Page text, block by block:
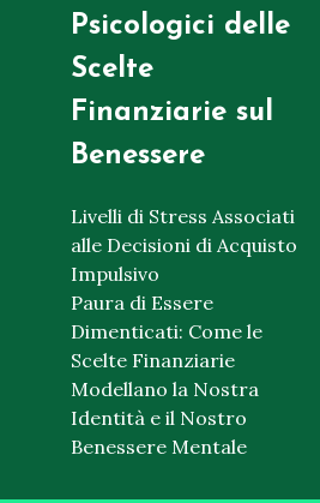
Psicologici delle
Scelte
Finanziarie sul
Benessere
Livelli di Stress Associati
alle Decisioni di Acquisto
Impulsivo
Paura di Essere
Dimenticati: Come le
Scelte Finanziarie
Modellano la Nostra
Identità e il Nostro
Benessere Mentale